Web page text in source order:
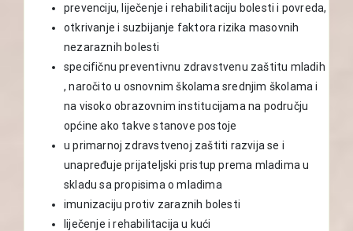
prevenciju, liječenje i rehabilitaciju bolesti i povreda,
otkrivanje i suzbijanje faktora rizika masovnih
nezaraznih bolesti
specifičnu preventivnu zdravstvenu zaštitu mladih
, naročito u osnovnim školama srednjim školama i
na visoko obrazovnim institucijama na području
općine ako takve stanove postoje
u primarnoj zdravstvenoj zaštiti razvija se i
unapređuje prijateljski pristup prema mladima u
skladu sa propisima o mladima
imunizaciju protiv zaraznih bolesti
liječenje i rehabilitacija u kući